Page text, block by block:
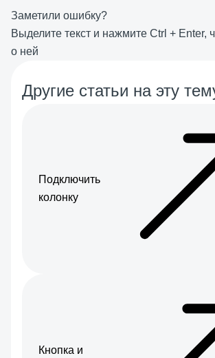
Заметили ошибку?
Выделите текст и нажмите Ctrl + Enter,
о ней
Другие статьи на эту
Подключить
колонку
Кнопка и